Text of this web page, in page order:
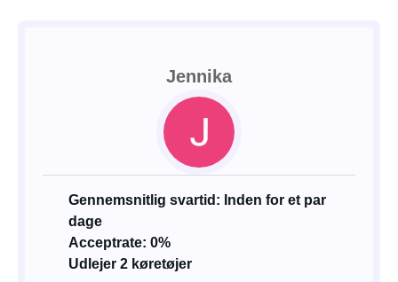
Jennika
Gennemsnitlig svartid: Inden for et par
dage
Acceptrate: 0%
Udlejer 2 køretøjer